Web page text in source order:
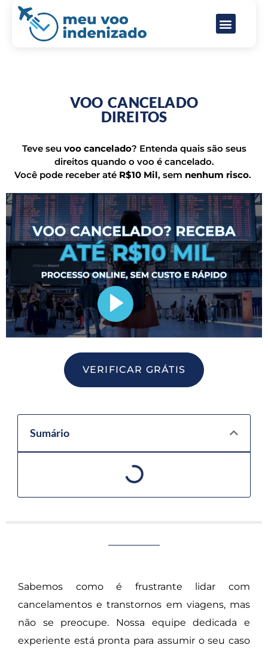
VOO CANCELADO
DIREITOS
Teve seu voo cancelado? Entenda quais são seus
direitos quando o voo é cancelado.
Você pode receber até R$10 Mil, sem nenhum risco.
VERIFICAR GRÁTIS
Sumário
Sabemos como é frustrante lidar com
cancelamentos e transtornos em viagens, mas
não se preocupe. Nossa equipe dedicada e
experiente está pronta para assumir o seu caso